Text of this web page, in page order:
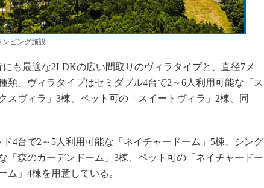
ピング施設
も最適な2LDKの広い間取りのヴィラタイプと、直径7メ
類。ヴィラタイプはセミダブル4台で2～6人利用可能な「ス
スヴィラ」3棟、ペット可の「スイートヴィラ」2棟、同
4台で2～5人利用可能な「ネイチャードーム」5棟、シング
「森のガーデンドーム」3棟、ペット可の「ネイチャードー
ム」4棟を用意している。